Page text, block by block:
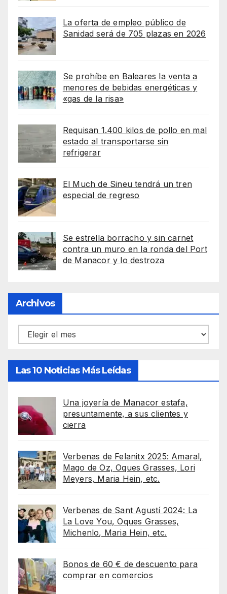
La oferta de empleo público de
Sanidad será de 705 plazas en 2026
Se prohíbe en Baleares la venta a
menores de bebidas energéticas y
«gas de la risa»
Requisan 1.400 kilos de pollo en mal
estado al transportarse sin
refrigerar
El Much de Sineu tendrá un tren
especial de regreso
Se estrella borracho y sin carnet
contra un muro en la ronda del Port
de Manacor y lo destroza
Archivos
Archivos
Las 10 Noticias Más Leídas
Una joyería de Manacor estafa,
presuntamente, a sus clientes y
cierra
Verbenas de Felanitx 2025: Amaral,
Mago de Oz, Oques Grasses, Lori
Meyers, Maria Hein, etc.
Verbenas de Sant Agustí 2024: La
La Love You, Oques Grasses,
Michenlo, Maria Hein, etc.
Bonos de 60 € de descuento para
comprar en comercios